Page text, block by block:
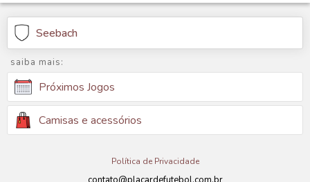
Seebach
saiba mais:
Próximos Jogos
Camisas e acessórios
Política de Privacidade